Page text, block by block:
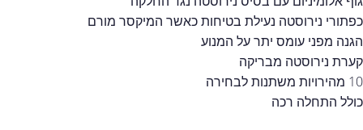
כפתורי נירוסטה נעילת בטיחות כאשר המיקסר מורם
הגנה מפני עומס יתר על המנוע
קערת נירוסטה מבריקה
10 מהירויות משתנות לבחירה
כולל התחלה רכה